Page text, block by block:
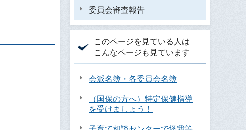
委員会審査報告
このページを見ている人は
こんなページも見ています
会派名簿・各委員会名簿
（国保の方へ）特定保健指導
を受けましょう！